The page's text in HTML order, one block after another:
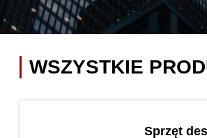
WSZYSTKIE
Sprzęt